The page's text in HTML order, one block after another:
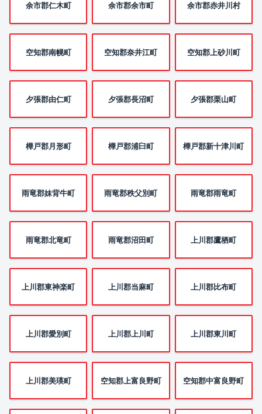
余市郡仁木町 余市郡余市町 余市郡赤井川村
空知郡南幌町 空知郡奈井江町 空知郡上砂川町
夕張郡由仁町 夕張郡長沼町 夕張郡栗山町
樺戸郡月形町 樺戸郡浦臼町 樺戸郡新十津川町
雨竜郡妹背牛町 雨竜郡秩父別町 雨竜郡雨竜町
雨竜郡北竜町 雨竜郡沼田町 上川郡鷹栖町
上川郡東神楽町 上川郡当麻町 上川郡比布町
上川郡愛別町 上川郡上川町 上川郡東川町
上川郡美瑛町 空知郡上富良野町 空知郡中富良野町